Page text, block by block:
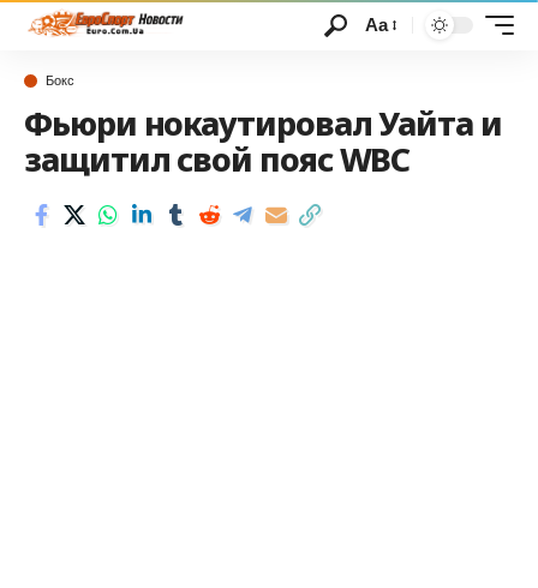
Аа
Бокс
Фьюри нокаутировал Уайта и
защитил свой пояс WBC